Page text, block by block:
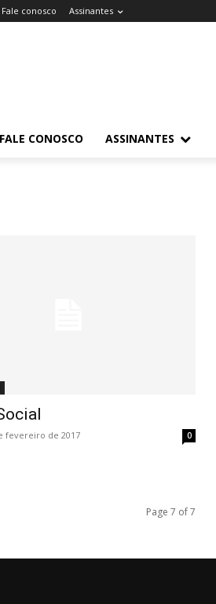
Fale conosco Assinantes
FALE CONOSCO ASSINANTES
fevereiro de 2017 0
Page 7 of 7